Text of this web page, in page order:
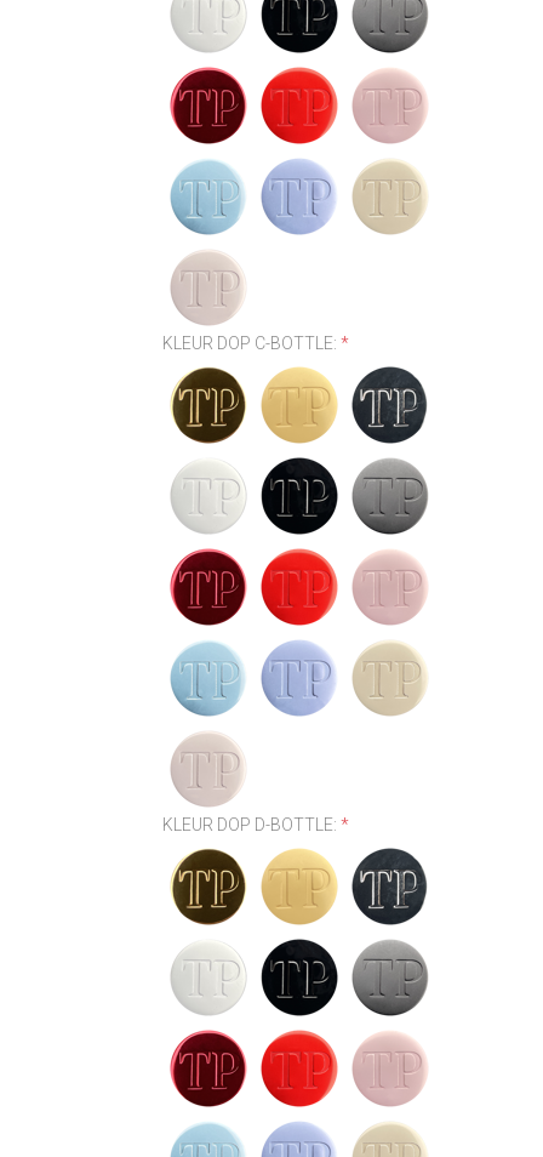
KLEUR DOP C-BOTTLE:*
KLEUR DOP D-BOTTLE:*